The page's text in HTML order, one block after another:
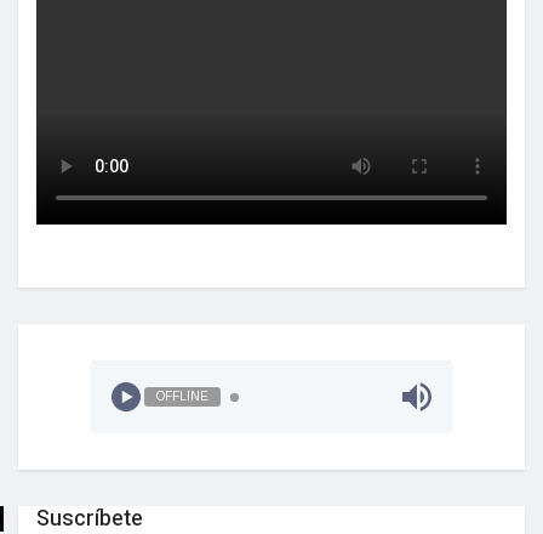
OFFLINE
Suscríbete